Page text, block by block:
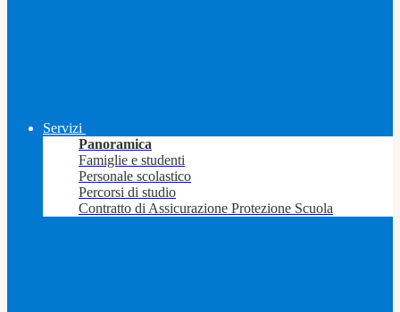
Servizi
Panoramica
Famiglie e studenti
Personale scolastico
Percorsi di studio
Contratto di Assicurazione Protezione Scuola